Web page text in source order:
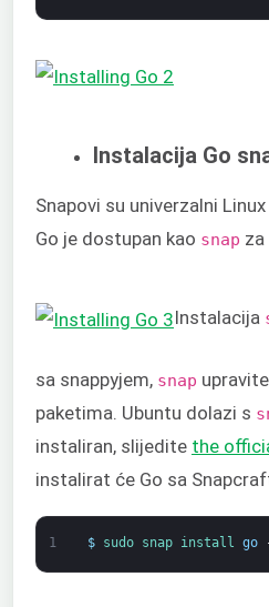
Instalacija Go
Snapovi su univerzalni
Go je dostupan kao snap
Instalacija
sa snappyjem, snap
paketima. Ubuntu dolazi s
instaliran, slijedite the
instalirat će Go sa
1 $ sudo snap install go